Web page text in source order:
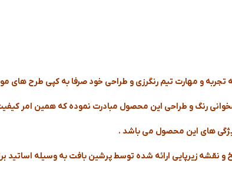
و مهارت تیم رنگرزی و طراحی خود صرفا به کپی طرح های
رنگ و طراحی این محصول مبادرت نموده که همین امر
های این محصول می باشد .
زیرپایی ارائه شده توسط پرشین بافت به وسیله اساتید